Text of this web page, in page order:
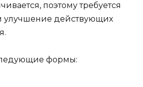
поэтому требуется
улучшение действующих
формы: